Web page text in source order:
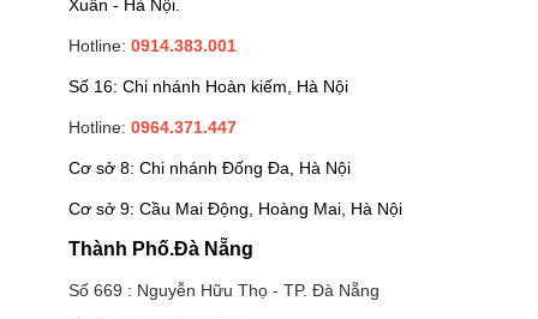
Xuân - Hà Nội.
Hotline: 0914.383.001
Số 16: Chi nhánh Hoàn kiếm, Hà Nội
Hotline: 0964.371.447
Cơ sở 8: Chi nhánh Đống Đa, Hà Nội
Cơ sở 9: Cầu Mai Động, Hoàng Mai, Hà Nội
Thành Phố.Đà Nẵng
Số 669 : Nguyễn Hữu Thọ - TP. Đà Nẵng